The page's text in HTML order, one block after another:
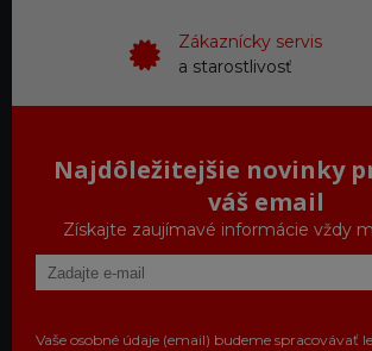
Zákaznícky servis
a starostlivosť
Najdôležitejšie novinky
váš email
Získajte zaujímavé informácie vždy
Vaše osobné údaje (email) budeme spracovávať